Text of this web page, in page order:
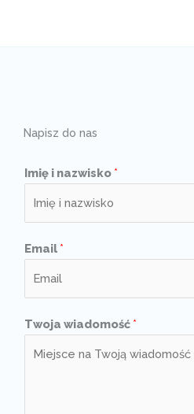
Napisz do nas
Imię i nazwisko *
Email *
Twoja wiadomość *